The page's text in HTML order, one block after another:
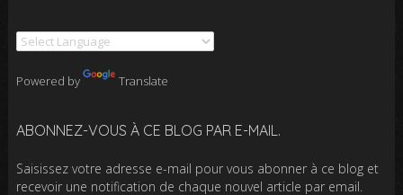
Powered by Translate
ABONNEZ-VOUS À CE BLOG PAR E-MAIL.
Saisissez votre adresse e-mail pour vous abonner à ce blog et
recevoir une notification de chaque nouvel article par email.